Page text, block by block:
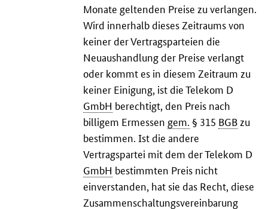
Monate geltenden Preise zu verlangen.
Wird innerhalb dieses Zeitraums von
keiner der Vertragsparteien die
Neuaushandlung der Preise verlangt
oder kommt es in diesem Zeitraum zu
keiner Einigung, ist die Telekom D
GmbH berechtigt, den Preis nach
billigem Ermessen gem. § 315 BGB zu
bestimmen. Ist die andere
Vertragspartei mit dem der Telekom D
GmbH bestimmten Preis nicht
einverstanden, hat sie das Recht, diese
Zusammenschaltungsvereinbarung